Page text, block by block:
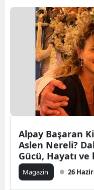
Alpay Başaran
Aslen Nereli?
Gücü, Hayatı
Magazin 26